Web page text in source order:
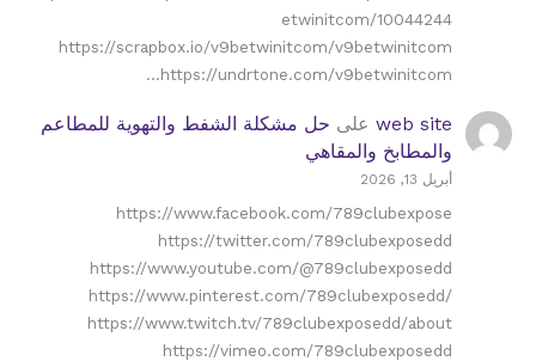
etwinitcom/10044244
https://scrapbox.io/v9betwinitcom/v9betwinitcom
https://undrtone.com/v9betwinitcom…
web site على حل مشكلة الشفط والتهوية للمطاعم
والمطابخ والمقاهي
أبريل 13, 2026
https://www.facebook.com/789clubexpose
https://twitter.com/789clubexposedd
https://www.youtube.com/@789clubexposedd
https://www.pinterest.com/789clubexposedd/
https://www.twitch.tv/789clubexposedd/about
https://vimeo.com/789clubexposedd